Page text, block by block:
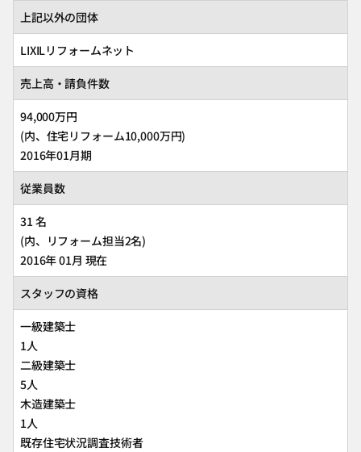
上記以外の団体
LIXILリフォームネット
売上高・請負件数
94,000万円
(内、住宅リフォーム10,000万円)
2016年01月期
従業員数
31 名
(内、リフォーム担当2名)
2016年 01月 現在
スタッフの資格
一級建築士
1人
二級建築士
5人
木造建築士
1人
既存住宅状況調査技術者